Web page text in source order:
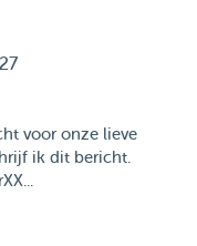
voor onze lieve
ik dit bericht.